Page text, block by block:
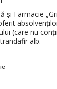
și Farmacie
(care nu
alb.